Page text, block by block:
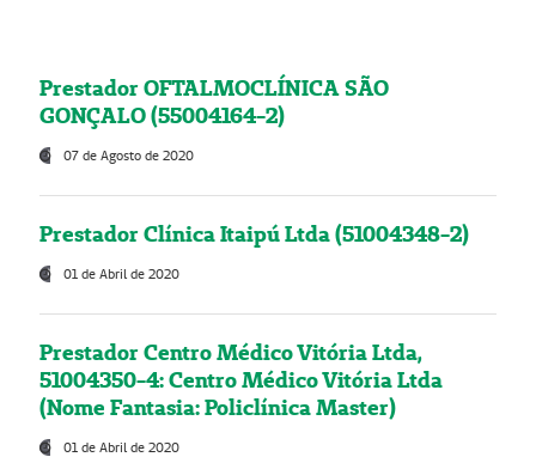
Prestador OFTALMOCLÍNICA SÃO
GONÇALO (55004164-2)
07 de Agosto de 2020
Prestador Clínica Itaipú Ltda (51004348-2)
01 de Abril de 2020
Prestador Centro Médico Vitória Ltda,
51004350-4: Centro Médico Vitória Ltda
(Nome Fantasia: Policlínica Master)
01 de Abril de 2020